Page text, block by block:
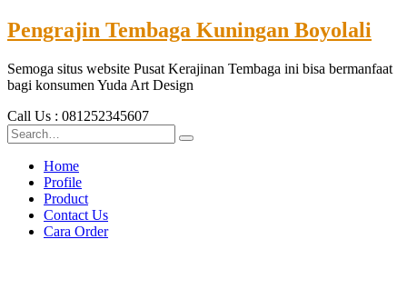
Pengrajin Tembaga Kuningan Boyolali
Semoga situs website Pusat Kerajinan Tembaga ini bisa bermanfaat
bagi konsumen Yuda Art Design
Call Us : 081252345607
Home
Profile
Product
Contact Us
Cara Order